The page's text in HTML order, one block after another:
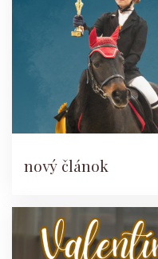
nový článok